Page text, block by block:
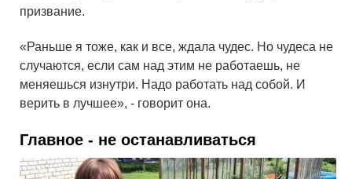
призвание.
«Раньше я тоже, как и все, ждала чудес. Но чудеса не
случаются, если сам над этим не работаешь, не
меняешься изнутри. Надо работать над собой. И
верить в лучшее», - говорит она.
Главное - не останавливаться